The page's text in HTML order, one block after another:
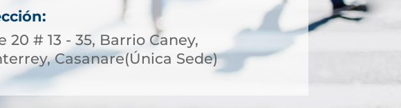
20 # 13 - 35, Barrio Caney,
Casanare(Única Sede)